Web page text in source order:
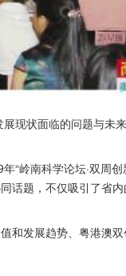
现状面临的问题与未
岭南科学论坛·双周创
话题，不仅吸引了省
和发展趋势、粤港澳